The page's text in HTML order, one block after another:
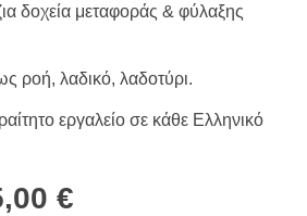
δοχεία μεταφοράς & φύλαξης
ροή, λαδικό, λαδοτύρι.
εργαλείο σε κάθε Ελληνικό
€